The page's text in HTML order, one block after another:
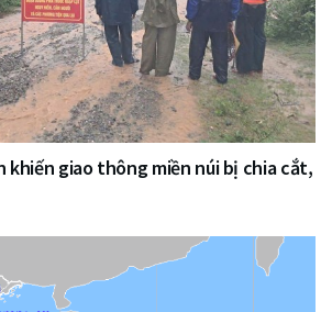
khiến giao thông miền núi bị chia cắt,